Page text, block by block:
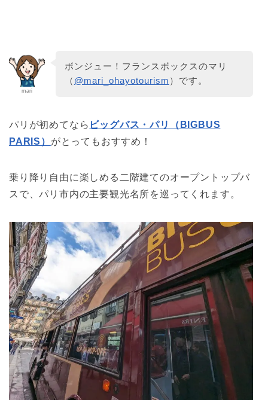
mari
ボンジュー！フランスボックスのマリ
（ @mari_ohayotourism ）です。
パリが初めてなら ビッグバス・パリ（BIGBUS
PARIS） がとってもおすすめ！
乗り降り自由に楽しめる二階建てのオープントップバ
スで、パリ市内の主要観光名所を巡ってくれます。